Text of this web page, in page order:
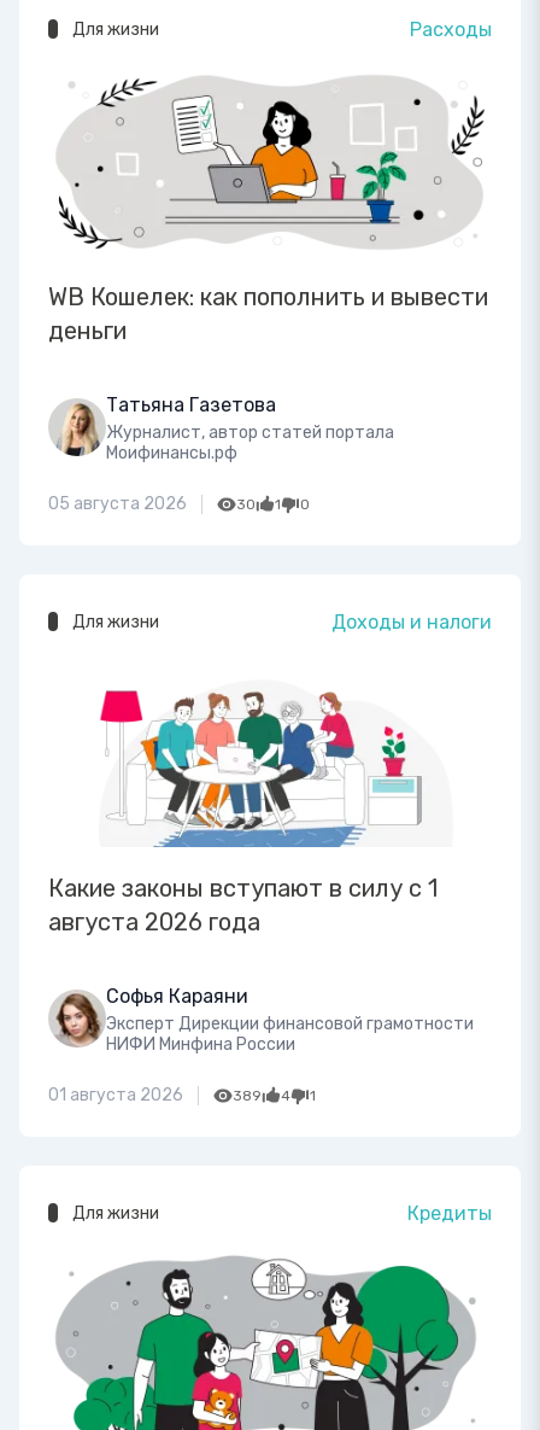
Для жизни Расходы
WB Кошелек: как пополнить и вывести
деньги
Татьяна Газетова
Журналист, автор статей портала
Моифинансы.рф
05 августа 2026 30 1 0
Для жизни Доходы и налоги
Какие законы вступают в силу с 1
августа 2026 года
Софья Караяни
Эксперт Дирекции финансовой грамотности
НИФИ Минфина России
01 августа 2026 389 4 1
Для жизни Кредиты